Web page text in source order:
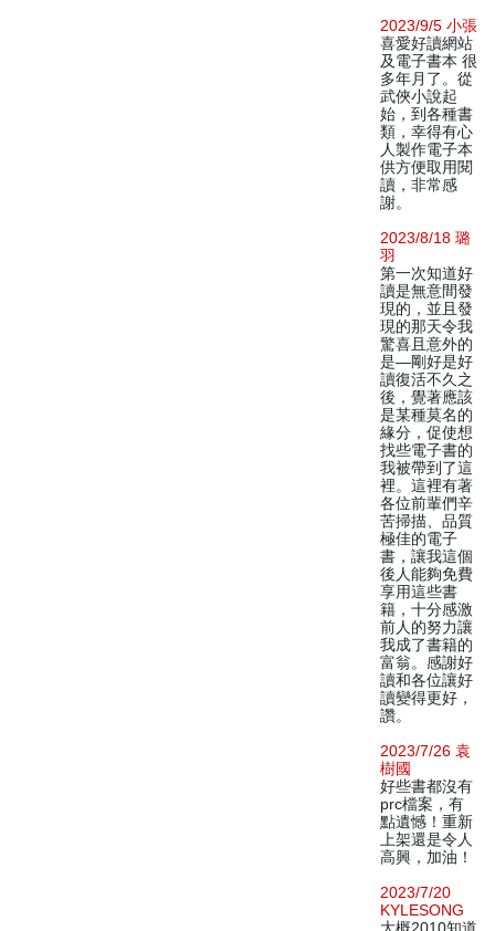
2023/9/5 小張
喜愛好讀網站
及電子書本 很
多年月了。從
武俠小說起
始，到各種書
類，幸得有心
人製作電子本
供方便取用閱
讀，非常感
謝。
2023/8/18 璐
羽
第一次知道好
讀是無意間發
現的，並且發
現的那天令我
驚喜且意外的
是—剛好是好
讀復活不久之
後，覺著應該
是某種莫名的
緣分，促使想
找些電子書的
我被帶到了這
裡。這裡有著
各位前輩們辛
苦掃描、品質
極佳的電子
書，讓我這個
後人能夠免費
享用這些書
籍，十分感激
前人的努力讓
我成了書籍的
富翁。感謝好
讀和各位讓好
讀變得更好，
讚。
2023/7/26 袁
樹國
好些書都沒有
prc檔案，有
點遺憾！重新
上架還是令人
高興，加油！
2023/7/20
KYLESONG